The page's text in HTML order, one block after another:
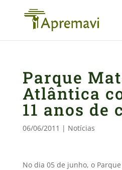
Parque
Atlântica
11 anos de
06/06/2011 | Notícias
No dia 05 de junho, o